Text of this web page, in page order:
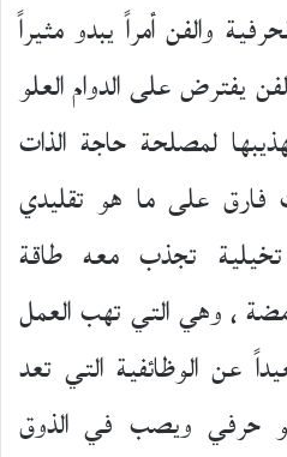
والفن أمراً يبدو مثيراً
يفترض على الدوام العلو
لمصلحة حاجة الذات
فارق على ما هو تقليدي
تخيلية تجذب معه طاقة
، وهي التي تهب العمل
عن الوظائفية التي تعد
حرفي ويصب في الذوق